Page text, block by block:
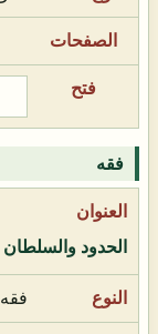
فقه
الحدود والسلطان
فقه